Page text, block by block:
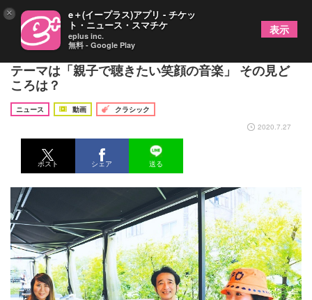
麻衣×ラッキィ池田夫妻が配信コンサートを開催！
テーマは「親子で聴きたい笑顔の音楽」 その見ど
ころは？
ニュース 動画
クラシック
2020.7.27
ポスト シェア 送る
× e＋(イープラス)アプリ - チケッ
ト・ニュース・スマチケ
eplus inc.
無料 - Google Play
表示